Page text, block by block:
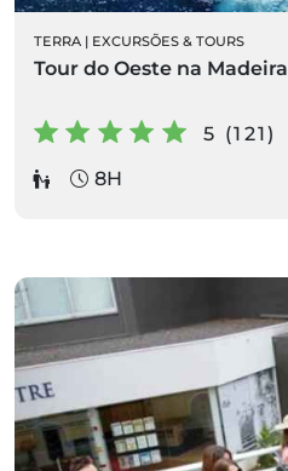
TERRA | EXCURSÕES & TOURS
Tour do Oeste na Madeira
5 (121)
8H